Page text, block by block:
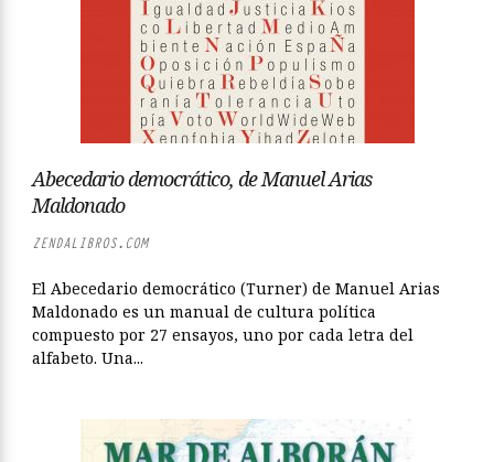
Abecedario democrático, de Manuel Arias
Maldonado
ZENDALIBROS.COM
El Abecedario democrático (Turner) de Manuel Arias
Maldonado es un manual de cultura política
compuesto por 27 ensayos, uno por cada letra del
alfabeto. Una...